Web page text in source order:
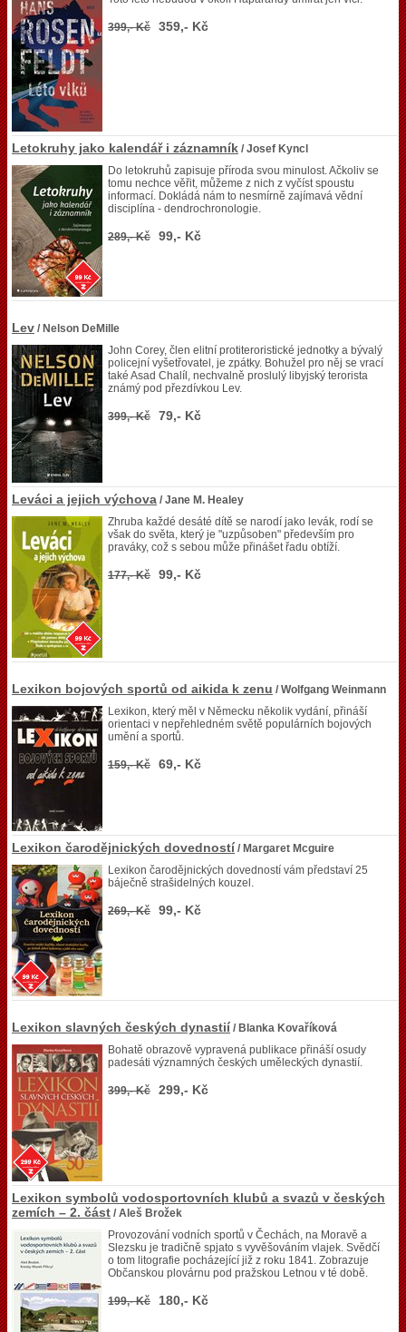
399,- Kč 359,- Kč
Letokruhy jako kalendář i záznamník / Josef Kyncl
Do letokruhů zapisuje příroda svou minulost. Ačkoliv se
tomu nechce věřit, můžeme z nich z vyčíst spoustu
informací. Dokládá nám to nesmírně zajímavá vědní
disciplína - dendrochronologie.
289,- Kč 99,- Kč
Lev / Nelson DeMille
John Corey, člen elitní protiteroristické jednotky a bývalý
policejní vyšetřovatel, je zpátky. Bohužel pro něj se vrací
také Asad Chalíl, nechvalně proslulý libyjský terorista
známý pod přezdívkou Lev.
399,- Kč 79,- Kč
Leváci a jejich výchova / Jane M. Healey
Zhruba každé desáté dítě se narodí jako levák, rodí se
však do světa, který je "uzpůsoben" především pro
praváky, což s sebou může přinášet řadu obtíží.
177,- Kč 99,- Kč
Lexikon bojových sportů od aikida k zenu / Wolfgang Weinmann
Lexikon, který měl v Německu několik vydání, přináší
orientaci v nepřehledném světě populárních bojových
umění a sportů.
159,- Kč 69,- Kč
Lexikon čarodějnických dovedností / Margaret Mcguire
Lexikon čarodějnických dovedností vám představí 25
báječně strašidelných kouzel.
269,- Kč 99,- Kč
Lexikon slavných českých dynastií / Blanka Kovaříková
Bohatě obrazově vypravená publikace přináší osudy
padesáti významných českých uměleckých dynastií.
399,- Kč 299,- Kč
Lexikon symbolů vodosportovních klubů a svazů v českých
zemích – 2. část / Aleš Brožek
Provozování vodních sportů v Čechách, na Moravě a
Slezsku je tradičně spjato s vyvěšováním vlajek. Svědčí
o tom litografie pocházející již z roku 1841. Zobrazuje
Občanskou plovárnu pod pražskou Letnou v té době.
199,- Kč 180,- Kč